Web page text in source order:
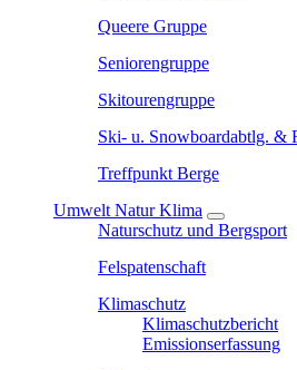
Queere Gruppe
Seniorengruppe
Skitourengruppe
Ski- u. Snowboardabtlg. &
Treffpunkt Berge
Umwelt Natur Klima
Naturschutz und Bergsport
Felspatenschaft
Klimaschutz
Klimaschutzbericht
Emissionserfassung